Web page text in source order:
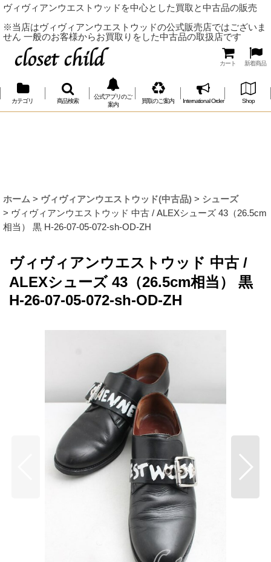
ヴィヴィアンウエストウッドを中心とした買取と中古品の販売
※当店はヴィヴィアンウエストウッドの公式販売店ではございま
せん 一般のお客様からお買取りをした中古品の取扱店です
カート 新着商品
カテゴリ 商品検索
公式アプリのご
案内
買取のご案内 International Order Shop
ホーム > ヴィヴィアンウエストウッド(中古品) > シューズ
> ヴィヴィアンウエストウッド 中古 / ALEXシューズ 43（26.5cm
相当） 黒 H-26-07-05-072-sh-OD-ZH
ヴィヴィアンウエストウッド 中古 /
ALEXシューズ 43（26.5cm相当） 黒
H-26-07-05-072-sh-OD-ZH